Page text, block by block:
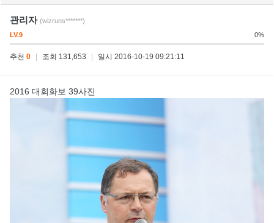
관리자 (wizruns*******)
LV.9
0%
추천 0 조회 131,653 일시 2016-10-19 09:21:11
2016 대회화보 39사진